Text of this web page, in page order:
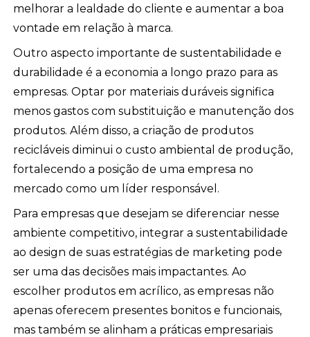
melhorar a lealdade do cliente e aumentar a boa
vontade em relação à marca.
Outro aspecto importante de sustentabilidade e
durabilidade é a economia a longo prazo para as
empresas. Optar por materiais duráveis significa
menos gastos com substituição e manutenção dos
produtos. Além disso, a criação de produtos
recicláveis diminui o custo ambiental de produção,
fortalecendo a posição de uma empresa no
mercado como um líder responsável.
Para empresas que desejam se diferenciar nesse
ambiente competitivo, integrar a sustentabilidade
ao design de suas estratégias de marketing pode
ser uma das decisões mais impactantes. Ao
escolher produtos em acrílico, as empresas não
apenas oferecem presentes bonitos e funcionais,
mas também se alinham a práticas empresariais